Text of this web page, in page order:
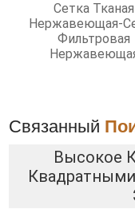
Сетка Тканая
Нержавеющая-
Фильтровая
Связанный
Высокое